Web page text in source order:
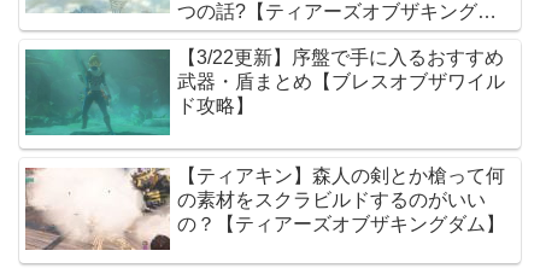
つの話?【ティアーズオブザキングダ
ム】
【3/22更新】序盤で手に入るおすすめ
武器・盾まとめ【ブレスオブザワイル
ド攻略】
【ティアキン】森人の剣とか槍って何
の素材をスクラビルドするのがいい
の？【ティアーズオブザキングダム】